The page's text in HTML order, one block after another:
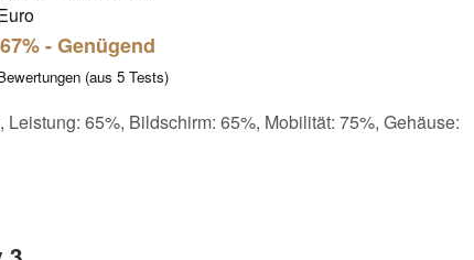
- Genügend
(aus 5 Tests)
Leistung: 65%, Bildschirm: 65%, Mobilität: 75%, Gehäuse: